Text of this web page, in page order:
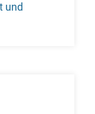
und